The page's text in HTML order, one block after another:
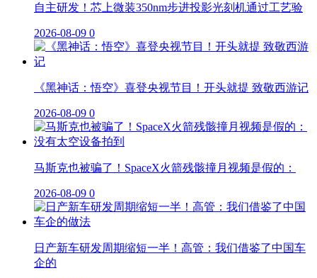
自主研发！芯上微装350nm步进投影光刻机通过工艺验
2026-08-09 0
《黑神话：悟空》喜登央视节目！开头就提 致敬西游记
2026-08-09 0
马斯克也被骗了！SpaceX火箭残骸撞月视频是假的：
2026-08-09 0
日产新车研发周期缩短一半！高管：我们借鉴了中国车
企的